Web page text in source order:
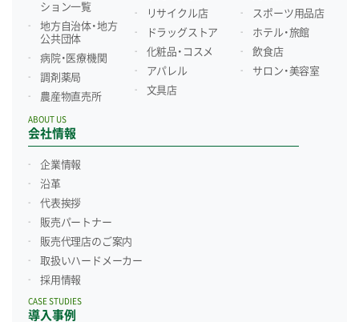
ション一覧
地方自治体・地方
公共団体
病院・医療機関
調剤薬局
農産物直売所
リサイクル店
ドラッグストア
化粧品・コスメ
アパレル
文具店
スポーツ用品店
ホテル・旅館
飲食店
サロン・美容室
会社情報
ABOUT US
企業情報
沿革
代表挨拶
販売パートナー
販売代理店のご案内
取扱いハードメーカー
採用情報
導入事例
CASE STUDIES